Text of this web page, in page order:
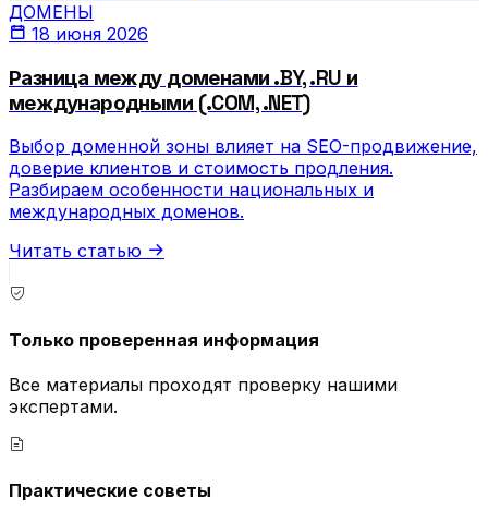
ДОМЕНЫ
18 июня 2026
Разница между доменами .BY, .RU и
международными (.COM, .NET)
Выбор доменной зоны влияет на SEO-продвижение,
доверие клиентов и стоимость продления.
Разбираем особенности национальных и
международных доменов.
Читать статью
Только проверенная информация
Все материалы проходят проверку нашими
экспертами.
Практические советы